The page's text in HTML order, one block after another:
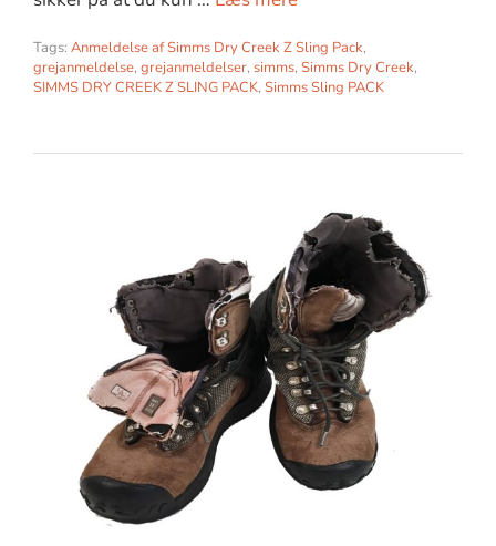
Tags: Anmeldelse af Simms Dry Creek Z Sling Pack,
grejanmeldelse, grejanmeldelser, simms, Simms Dry Creek,
SIMMS DRY CREEK Z SLING PACK, Simms Sling PACK